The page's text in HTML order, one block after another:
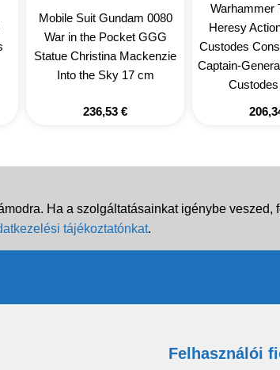
Mobile Suit Gundam 0080
War in the Pocket GGG
Statue Christina Mackenzie
Into the Sky 17 cm
236,53 €
Warhammer
Heresy
Custodes
Captain-
Ha a szolgáltatásainkat igénybe veszed,
tájékoztatónkat.
Felhasználói